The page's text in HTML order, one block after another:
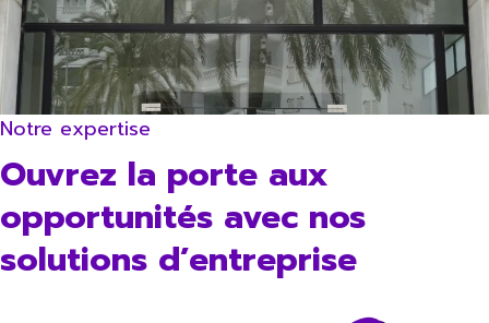
Notre expertise
Ouvrez la porte aux
opportunités avec nos
solutions d’entreprise